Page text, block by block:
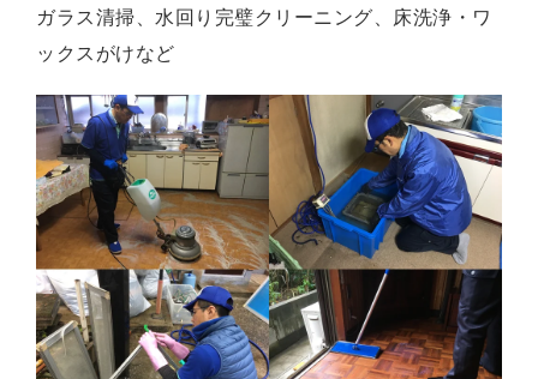
ガラス清掃、水回り完璧クリーニング、床洗浄・ワ
ックスがけなど